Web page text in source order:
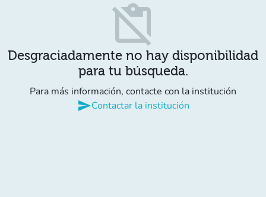
content_paste_off
Desgraciadamente no hay disponibilidad
para tu búsqueda.
Para más información, contacte con la institución
sendContactar la institución